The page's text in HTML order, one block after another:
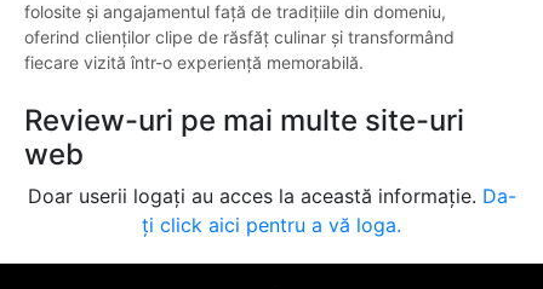
folosite și angajamentul față de tradițiile din domeniu,
oferind clienților clipe de răsfăț culinar și transformând
fiecare vizită într-o experiență memorabilă.
Review-uri pe mai multe site-uri
web
Doar userii logați au acces la această informație. Da-
ți click aici pentru a vă loga.